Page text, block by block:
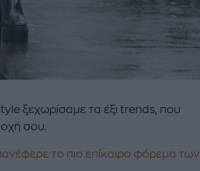
ξεχωρίσαμε τα έξι trends, που
σου.
το πιο επίκαιρο φόρεμα των